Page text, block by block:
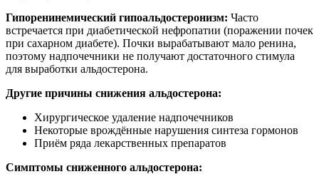
Гипоренинемический гипоальдостеронизм: Часто
встречается при диабетической нефропатии (поражении почек
при сахарном диабете). Почки вырабатывают мало ренина,
поэтому надпочечники не получают достаточного стимула
для выработки альдостерона.
Другие причины снижения альдостерона:
Хирургическое удаление надпочечников
Некоторые врождённые нарушения синтеза гормонов
Приём ряда лекарственных препаратов
Симптомы сниженного альдостерона: